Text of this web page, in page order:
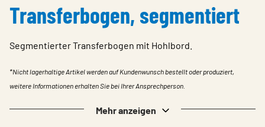
Über Lindab
Einloggen
Sprache wählen
Switzerland - German
Transferbogen, segmentiert
Segmentierter Transferbogen mit Hohlbord.
*Nicht lagerhaltige Artikel werden auf Kundenwunsch bestellt oder produziert,
weitere Informationen erhalten Sie bei Ihrer Ansprechperson.
Mehr anzeigen